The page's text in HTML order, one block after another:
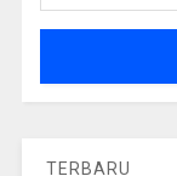
TERBARU